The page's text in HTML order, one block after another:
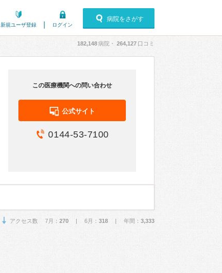
新規ユーザ登録 ログイン
病院をさがす
182,148病院・ 264,127 口コミ
この医療機関への問い合わせ
公式サイト
0144-53-7100
アクセス数 7月： 270 | 6月： 318 | 年間： 3,333